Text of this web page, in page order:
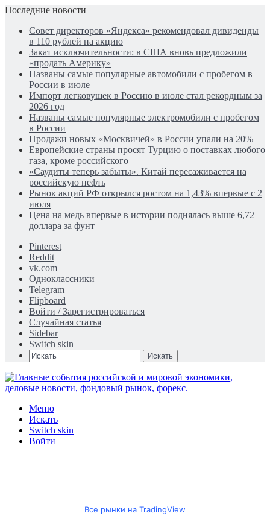
Последние новости
Совет директоров «Яндекса» рекомендовал дивиденды
в 110 рублей на акцию
Закат исключительности: в США вновь предложили
«продать Америку»
Названы самые популярные автомобили с пробегом в
России в июле
Импорт легковушек в Россию в июле стал рекордным за
2026 год
Названы самые популярные электромобили с пробегом
в России
Продажи новых «Москвичей» в России упали на 20%
Европейские страны просят Турцию о поставках любого
газа, кроме российского
«Саудиты теперь забыты». Китай пересаживается на
российскую нефть
Рынок акций РФ открылся ростом на 1,43% впервые с 2
июля
Цена на медь впервые в истории поднялась выше 6,72
доллара за фунт
Pinterest
Reddit
vk.com
Одноклассники
Telegram
Flipboard
Войти / Зарегистрироваться
Случайная статья
Sidebar
Switch skin
Искать
Меню
Искать
Switch skin
Войти
Все рынки на TradingView